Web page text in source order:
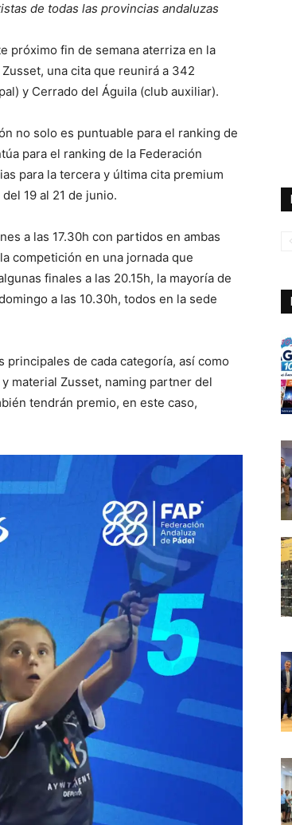
de todas las provincias andaluzas
próximo fin de semana aterriza en la
una cita que reunirá a 342
y Cerrado del Águila (club auxiliar).
no solo es puntuable para el ranking de
para el ranking de la Federación
para la tercera y última cita premium
19 al 21 de junio.
a las 17.30h con partidos en ambas
competición en una jornada que
finales a las 20.15h, la mayoría de
a las 10.30h, todos en la sede
principales de cada categoría, así como
material Zusset, naming partner del
tendrán premio, en este caso,